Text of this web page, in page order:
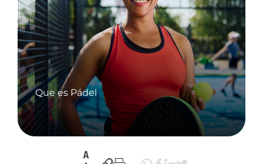
Que es Pádel